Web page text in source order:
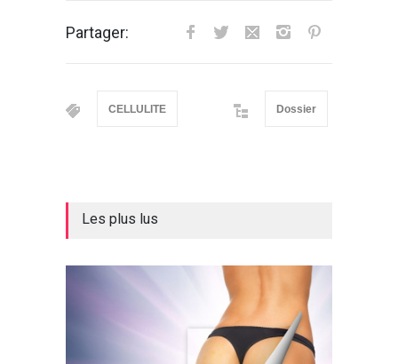
Partager:
CELLULITE Dossier
Les plus lus